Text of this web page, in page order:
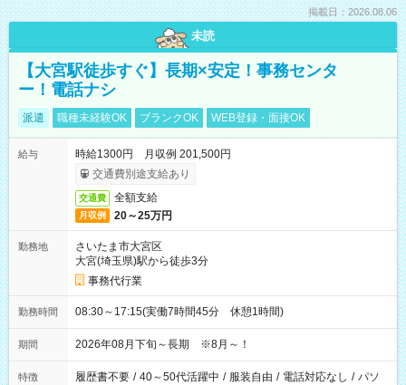
掲載日：2026.08.06
未読
【大宮駅徒歩すぐ】長期×安定！事務センタ
ー！電話ナシ
派遣 職種未経験OK ブランクOK WEB登録・面接OK
給与
時給1300円 月収例 201,500円
交通費別途支給あり
交通費 全額支給
月収例 20～25万円
勤務地
さいたま市大宮区
大宮(埼玉県)駅から徒歩3分
事務代行業
勤務時間 08:30～17:15(実働7時間45分 休憩1時間)
期間 2026年08月下旬～長期 ※8月～！
特徴 履歴書不要 / 40～50代活躍中 / 服装自由 / 電話対応なし / パソ